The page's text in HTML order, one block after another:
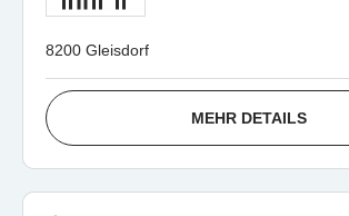
8200 Gleisdorf
MEHR DETAILS